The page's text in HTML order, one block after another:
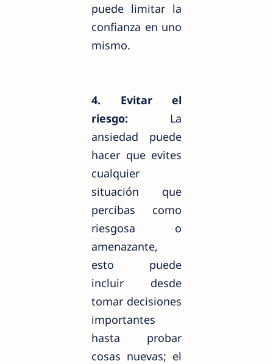
puede limitar la
confianza en uno
mismo.
4. Evitar el
riesgo: La
ansiedad puede
hacer que evites
cualquier
situación que
percibas como
riesgosa o
amenazante,
esto puede
incluir desde
tomar decisiones
importantes
hasta probar
cosas nuevas; el